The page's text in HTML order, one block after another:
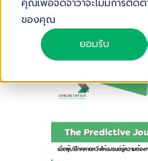
คุณเพื่อจดจำว่าจะไม่มีการติด
ของคุณ
ยอมรับ